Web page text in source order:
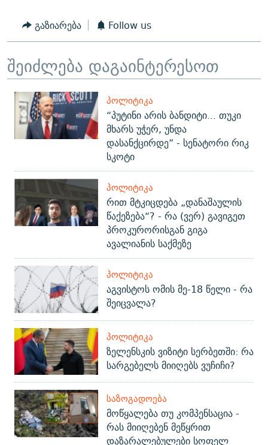
გაზიარება Follow us
შეიძლება დაგაინტერესოთ
ᲞᲝᲚᲘᲢᲘᲙᲐ
“პუტინი არის ბანდიტი... თუკი
მხარს უჭერ, უნდა
დასანქცირდე” - სენატორი რიკ
სკოტი
ᲞᲝᲚᲘᲢᲘᲙᲐ
რით მტკიცდება „დანაშაულის
წაქეზება“? - რა (ვერ) გავიგეთ
პროკურორისგან გიგა
ავალიანის საქმეზე
ᲞᲝᲚᲘᲢᲘᲙᲐ
აგვისტოს ომის მე-18 წელი - რა
შეიცვალა?
ᲞᲝᲚᲘᲢᲘᲙᲐ
ზელენსკის ვიზიტი სერბეთში: რა
სარგებელს მიიღებს ვუჩიჩი?
ᲡᲐᲖᲝᲒᲐᲓᲝᲔᲑᲐ
მოწყალება თუ კომპენსაცია -
რას მიიღებენ მეწყრით
დაზარალებულები სოფელ